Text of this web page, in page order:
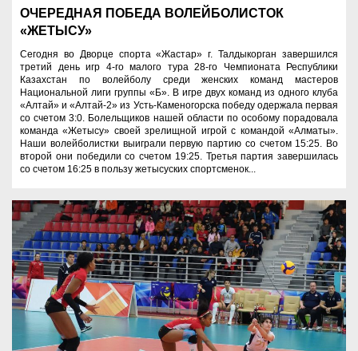
ОЧЕРЕДНАЯ ПОБЕДА ВОЛЕЙБОЛИСТОК
«ЖЕТЫСУ»
Сегодня во Дворце спорта «Жастар» г. Талдыкорган завершился
третий день игр 4-го малого тура 28-го Чемпионата Республики
Казахстан по волейболу среди женских команд мастеров
Национальной лиги группы «Б». В игре двух команд из одного клуба
«Алтай» и «Алтай-2» из Усть-Каменогорска победу одержала первая
со счетом 3:0. Болельщиков нашей области по особому порадовала
команда «Жетысу» своей зрелищной игрой с командой «Алматы».
Наши волейболистки выиграли первую партию со счетом 15:25. Во
второй они победили со счетом 19:25. Третья партия завершилась
со счетом 16:25 в пользу жетысуских спортсменок...